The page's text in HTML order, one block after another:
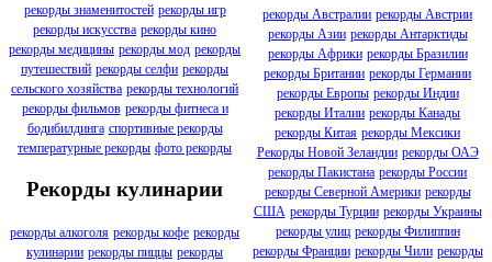
рекорды знаменитостей рекорды игр
рекорды искусства рекорды кино
рекорды медицины рекорды мод рекорды
путешествий рекорды селфи рекорды
сельского хозяйства рекорды технологий
рекорды фильмов рекорды фитнеса и
бодибилдинга спортивные рекорды
температурные рекорды фото рекорды
Рекорды кулинарии
рекорды алкоголя рекорды кофе рекорды
кулинарии рекорды пиццы рекорды
рекорды Австралии рекорды Австрии
рекорды Азии рекорды Антарктиды
рекорды Африки рекорды Бразилии
рекорды Британии рекорды Германии
рекорды Европы рекорды Индии
рекорды Италии рекорды Канады
рекорды Китая рекорды Мексики
Рекорды Новой Зеландии рекорды ОАЭ
рекорды Пакистана рекорды России
рекорды Северной Америки рекорды
США рекорды Турции рекорды Украины
рекорды улиц рекорды Филиппин
рекорды Франции рекорды Чили рекорды